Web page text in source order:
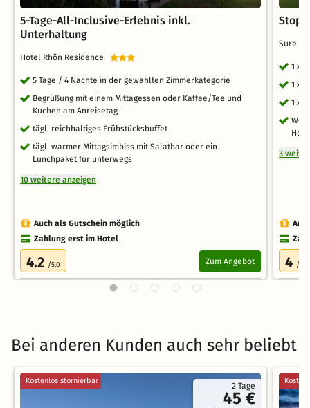
5-Tage-All-Inclusive-Erlebnis inkl.
Unterhaltung
Hotel Rhön Residence
5 Tage / 4 Nächte in der gewählten Zimmerkategorie
Begrüßung mit einem Mittagessen oder Kaffee/Tee und
Kuchen am Anreisetag
tägl. reichhaltiges Frühstücksbuffet
tägl. warmer Mittagsimbiss mit Salatbar oder ein
Lunchpaket für unterwegs
10 weitere anzeigen
Auch als Gutschein möglich
Zahlung erst im Hotel
4.2 /5.0 Zum Angebot
Sure
1 x
1 x
1 x
3
4 /5.0
Bei anderen Kunden auch sehr beliebt
2 Tage
45 €
Kostenlos stornierbar